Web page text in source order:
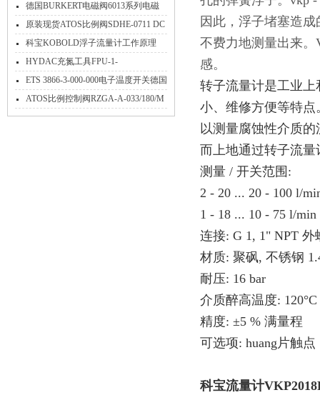
产品特性
德国BURKERT电磁阀6013系列电磁
阀参数介绍
原装现货ATOS比例阀SDHE-0711 DC
10S适用注塑机数控机床行业
科宝KOBOLD浮子流量计工作原理
HYDAC充氮工具FPU-1-
250F2.5G11A3K介绍
ETS 3866-3-000-000电子温度开关德国
HYDAC参数规格
​ATOS比例控制阀RZGA-A-033/180/M
35/PE与RZMA-A-030/180/M 34/PE阿
因此，浮子堵塞造
不费力地测量出来
感。
转子流量计是工业
小、维修方便等特点
以测量腐蚀性介质
而上地通过转子流
测量 / 开关范围:
2 - 20 ... 20 - 100 l/
1 - 18 ... 10 - 75 l/
连接: G 1, 1" NPT
材质: 聚砜, 不锈钢
耐压: 16 bar
介质醉高温度: 120°C
精度: ±5 % 满量程
可选项: huang片触点
科宝流量计